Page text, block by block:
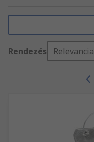
Rendezés Relevancia